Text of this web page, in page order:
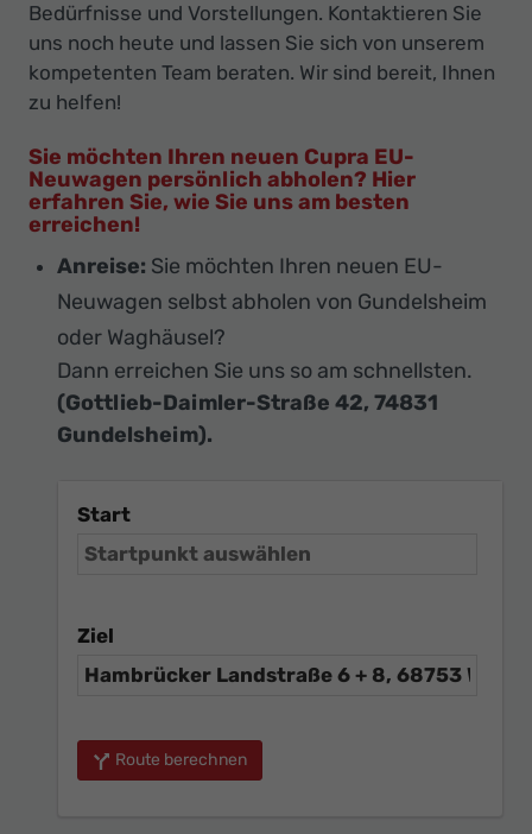
Bedürfnisse und Vorstellungen. Kontaktieren Sie
uns noch heute und lassen Sie sich von unserem
kompetenten Team beraten. Wir sind bereit, Ihnen
zu helfen!
Sie möchten Ihren neuen Cupra EU-
Neuwagen persönlich abholen? Hier
erfahren Sie, wie Sie uns am besten
erreichen!
Anreise: Sie möchten Ihren neuen EU-
Neuwagen selbst abholen von Gundelsheim
oder Waghäusel?
Dann erreichen Sie uns so am schnellsten.
(Gottlieb-Daimler-Straße 42, 74831
Gundelsheim).
Start
Ziel
Route berechnen